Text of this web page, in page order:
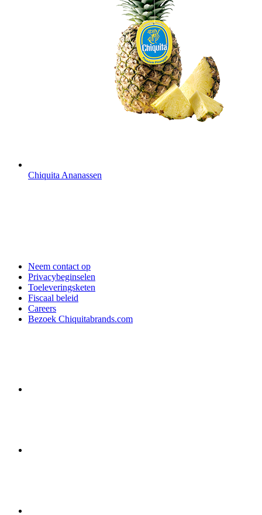
Chiquita Ananassen
Neem contact op
Privacybeginselen
Toeleveringsketen
Fiscaal beleid
Careers
Bezoek Chiquitabrands.com